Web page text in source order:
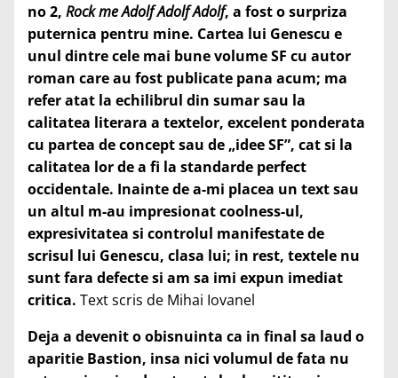
no 2, Rock me Adolf Adolf Adolf, a fost o surpriza
puternica pentru mine. Cartea lui Genescu e
unul dintre cele mai bune volume SF cu autor
roman care au fost publicate pana acum; ma
refer atat la echilibrul din sumar sau la
calitatea literara a textelor, excelent ponderata
cu partea de concept sau de „idee SF”, cat si la
calitatea lor de a fi la standarde perfect
occidentale. Inainte de a-mi placea un text sau
un altul m-au impresionat coolness-ul,
expresivitatea si controlul manifestate de
scrisul lui Genescu, clasa lui; in rest, textele nu
sunt fara defecte si am sa imi expun imediat
critica. Text scris de Mihai Iovanel
Deja a devenit o obisnuinta ca in final sa laud o
aparitie Bastion, insa nici volumul de fata nu